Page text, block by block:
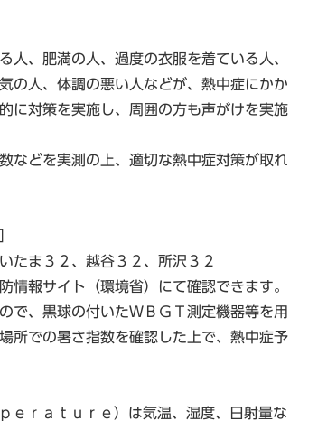
人、肥満の人、過度の衣服を着ている人、
の人、体調の悪い人などが、熱中症にかか
に対策を実施し、周囲の方も声がけを実施
などを実測の上、適切な熱中症対策が取れ
たま３２、越谷３２、所沢３２
情報サイト（環境省）にて確認できます。
で、黒球の付いたＷＢＧＴ測定機器等を用
所での暑さ指数を確認した上で、熱中症予
ｅｒａｔｕｒｅ）は気温、湿度、日射量な